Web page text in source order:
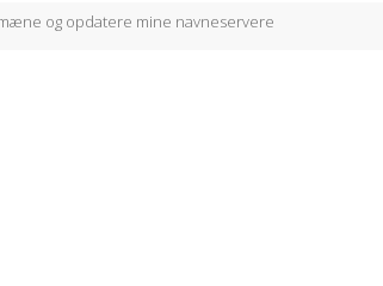
og opdatere mine navneservere